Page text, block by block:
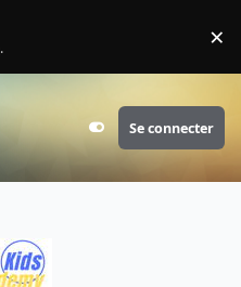
. ×
Customizer
Se connecter